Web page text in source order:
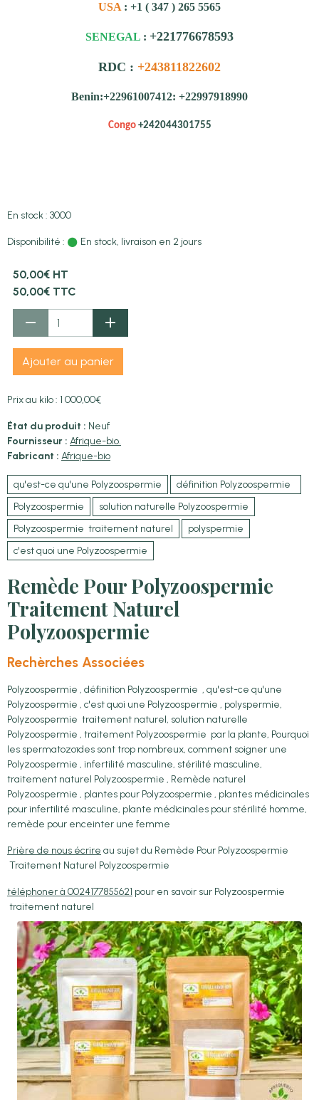
USA : +1 ( 347 ) 265 5565
SENEGAL : +221776678593
RDC : +243811822602
Benin:+22961007412: +22997918990
Congo +242044301755
En stock : 3000
Disponibilité : En stock, livraison en 2 jours
50,00€ HT
50,00€ TTC
Ajouter au panier
Prix au kilo : 1 000,00€
État du produit : Neuf
Fournisseur : Afrique-bio.
Fabricant : Afrique-bio
qu'est-ce qu'une Polyzoospermie
définition Polyzoospermie
Polyzoospermie
solution naturelle Polyzoospermie
Polyzoospermie traitement naturel
polyspermie
c'est quoi une Polyzoospermie
Remède Pour Polyzoospermie
Traitement Naturel
Polyzoospermie
Rechèrches Associées
Polyzoospermie , définition Polyzoospermie , qu'est-ce qu'une
Polyzoospermie , c'est quoi une Polyzoospermie , polyspermie,
Polyzoospermie traitement naturel, solution naturelle
Polyzoospermie , traitement Polyzoospermie par la plante, Pourquoi
les spermatozoïdes sont trop nombreux, comment soigner une
Polyzoospermie , infertilité masculine, stérilité masculine,
traitement naturel Polyzoospermie , Remède naturel
Polyzoospermie , plantes pour Polyzoospermie , plantes médicinales
pour infertilité masculine, plante médicinales pour stérilité homme,
remède pour enceinter une femme
Prière de nous écrire au sujet du Remède Pour Polyzoospermie
Traitement Naturel Polyzoospermie
téléphoner à 0024177855621 pour en savoir sur Polyzoospermie
traitement naturel